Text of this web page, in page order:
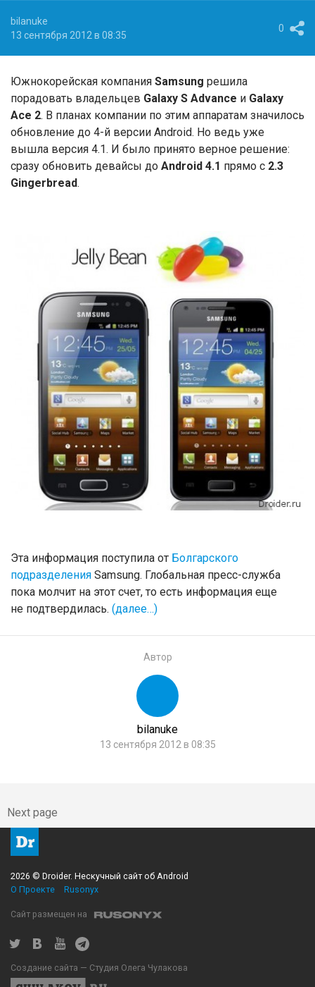
bilanuke
13 сентября 2012 в 08:35
0
Южнокорейская компания Samsung решила
порадовать владельцев Galaxy S Advance и Galaxy
Ace 2. В планах компании по этим аппаратам значилось
обновление до 4-й версии Android. Но ведь уже
вышла версия 4.1. И было принято верное решение:
сразу обновить девайсы до Android 4.1 прямо с 2.3
Gingerbread.
Эта информация поступила от Болгарского
подразделения Samsung. Глобальная пресс-служба
пока молчит на этот счет, то есть информация еще
не подтвердилась. (далее…)
Автор
bilanuke
13 сентября 2012 в 08:35
Next page
2026 © Droider. Нескучный сайт об Android
О Проекте
Rusonyx
Сайт размещен на
Создание сайта — Студия Олега Чулакова